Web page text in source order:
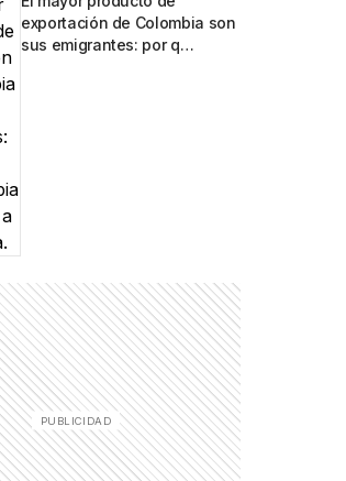
exportación de Colombia son
sus emigrantes: por q…